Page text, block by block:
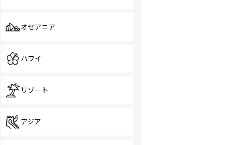
オセアニア
ハワイ
リゾート
アジア